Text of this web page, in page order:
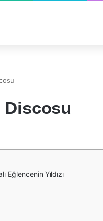
Discosu
Eğlencenin Yıldızı